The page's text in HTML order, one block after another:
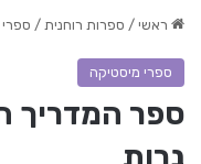
ראשי / ספרות רוחנית /
ספרי מיסטיקה
ספר המדריך